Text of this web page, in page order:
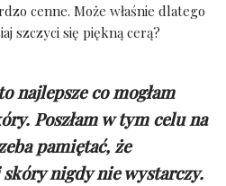
cenne. Może właśnie dlatego
szczyci się piękną cerą?
najlepsze co mogłam
Poszłam w tym celu na
pamiętać, że
nigdy nie wystarczy.